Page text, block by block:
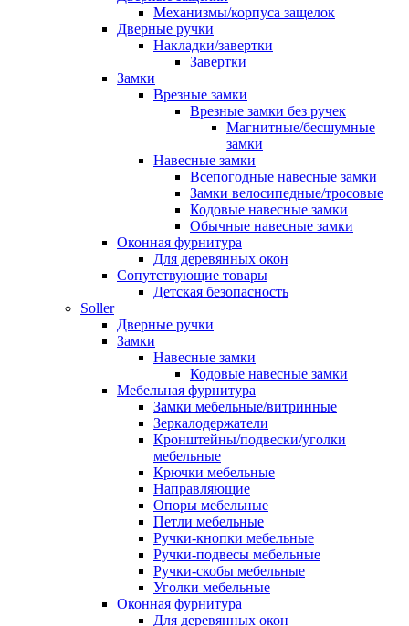
Механизмы/корпуса защелок
Дверные ручки
Накладки/завертки
Завертки
Замки
Врезные замки
Врезные замки без ручек
Магнитные/бесшумные
замки
Навесные замки
Всепогодные навесные замки
Замки велосипедные/тросовые
Кодовые навесные замки
Обычные навесные замки
Оконная фурнитура
Для деревянных окон
Сопутствующие товары
Детская безопасность
Soller
Дверные ручки
Замки
Навесные замки
Кодовые навесные замки
Мебельная фурнитура
Замки мебельные/витринные
Зеркалодержатели
Кронштейны/подвески/уголки
мебельные
Крючки мебельные
Направляющие
Опоры мебельные
Петли мебельные
Ручки-кнопки мебельные
Ручки-подвесы мебельные
Ручки-скобы мебельные
Уголки мебельные
Оконная фурнитура
Для деревянных окон